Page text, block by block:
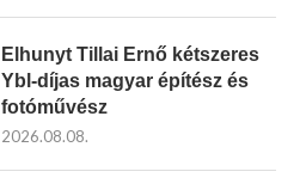
Elhunyt Tillai Ernő kétszeres
Ybl-díjas magyar építész és
fotóművész
2026.08.08.